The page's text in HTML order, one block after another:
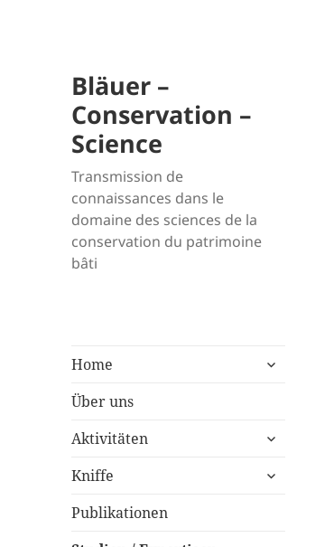
Bläuer –
Conservation –
Science
Transmission de
connaissances dans le
domaine des sciences de la
conservation du patrimoine
bâti
Home
untermenü
Über uns
Aktivitäten
untermenü
Kniffe
untermenü
Publikationen